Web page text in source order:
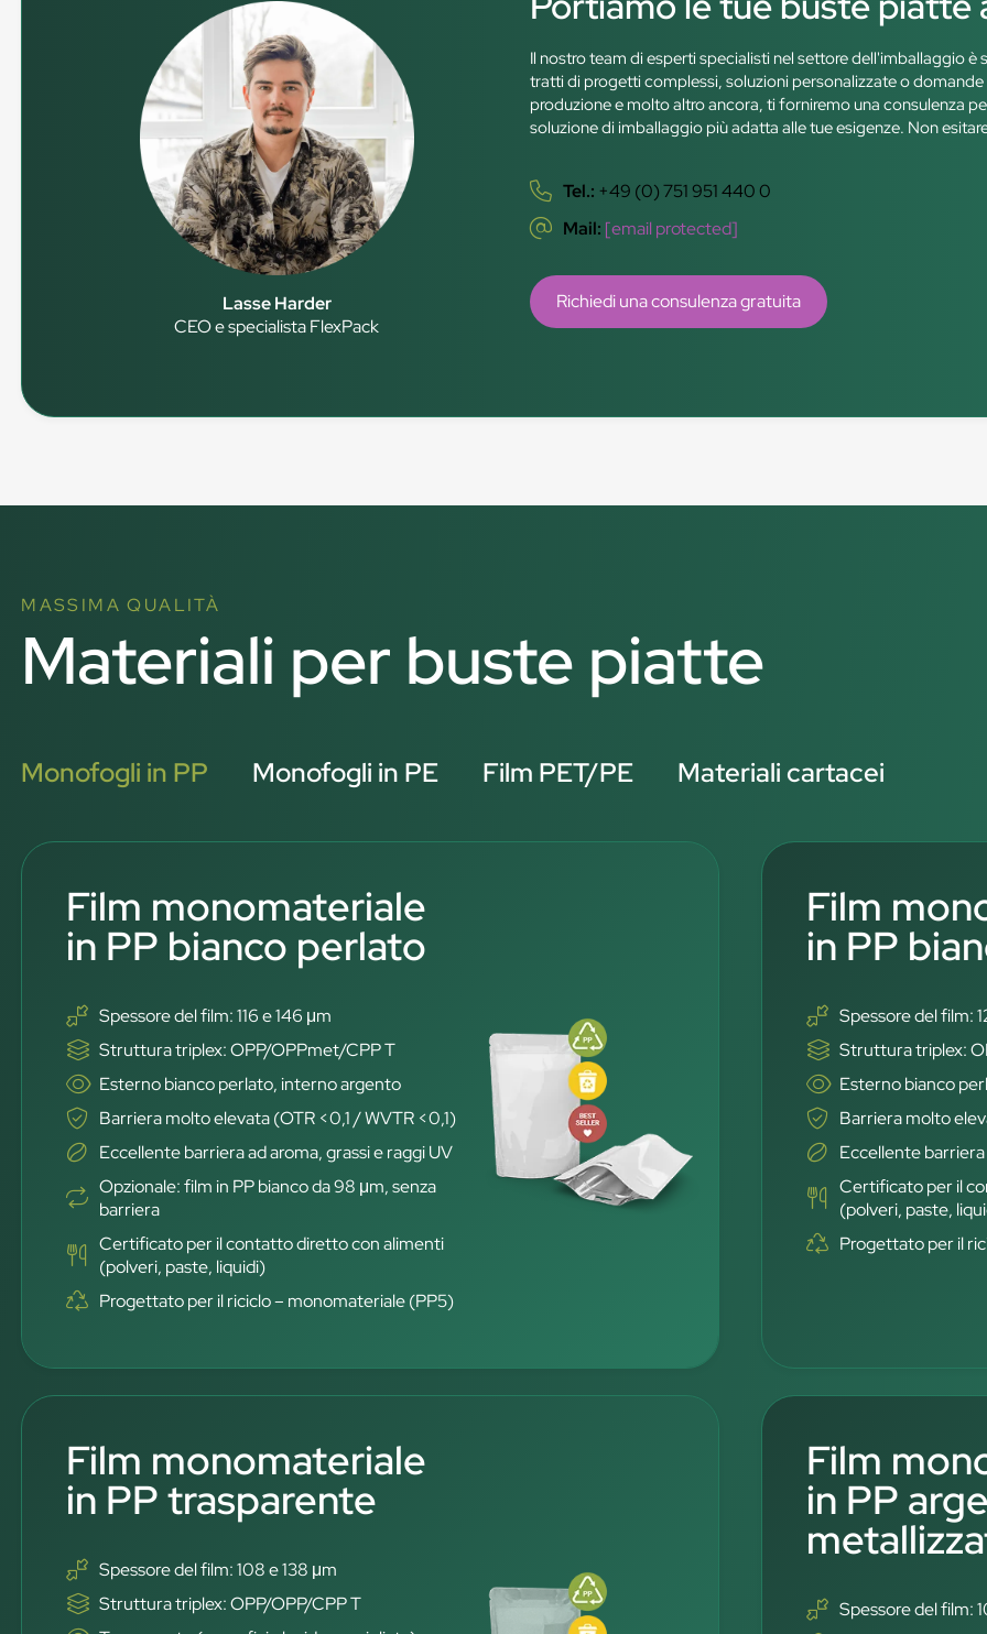
Lasse Harder
CEO e specialista FlexPack
Il nostro team di esperti specialisti nel settore dell'imballaggio
tratti di progetti complessi, soluzioni personalizzate o
produzione e molto altro ancora, ti forniremo una consulenza
soluzione di imballaggio più adatta alle tue esigenze. Non
Tel.: +49 (0) 751 951 440 0
Mail: [email protected]
Richiedi una consulenza gratuita
MASSIMA QUALITÀ
Materiali per buste piatte
Monofogli in PP Monofogli in PE Film PET/PE Materiali cartacei
Film monomateriale
in PP bianco perlato
Spessore del film: 116 e 146 μm
Struttura triplex: OPP/OPPmet/CPP T
Esterno bianco perlato, interno argento
Barriera molto elevata (OTR <0,1 / WVTR <0,1)
Eccellente barriera ad aroma, grassi e raggi UV
Opzionale: film in PP bianco da 98 μm, senza
barriera
Certificato per il contatto diretto con alimenti
(polveri, paste, liquidi)
Progettato per il riciclo – monomateriale (PP5)
Film
in PP
Spessore del film:
Struttura triplex:
Esterno bianco
Barriera molto
Eccellente
Certificato per il
(polveri, paste,
Progettato per il
Film monomateriale
in PP trasparente
Spessore del film: 108 e 138 μm
Struttura triplex: OPP/OPP/CPP T
Film
in PP
Spessore del film: